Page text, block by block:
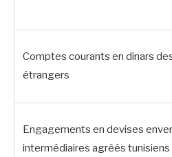
Comptes courants en dinars
étrangers
Engagements en devises
intermédiaires agréés tunisiens